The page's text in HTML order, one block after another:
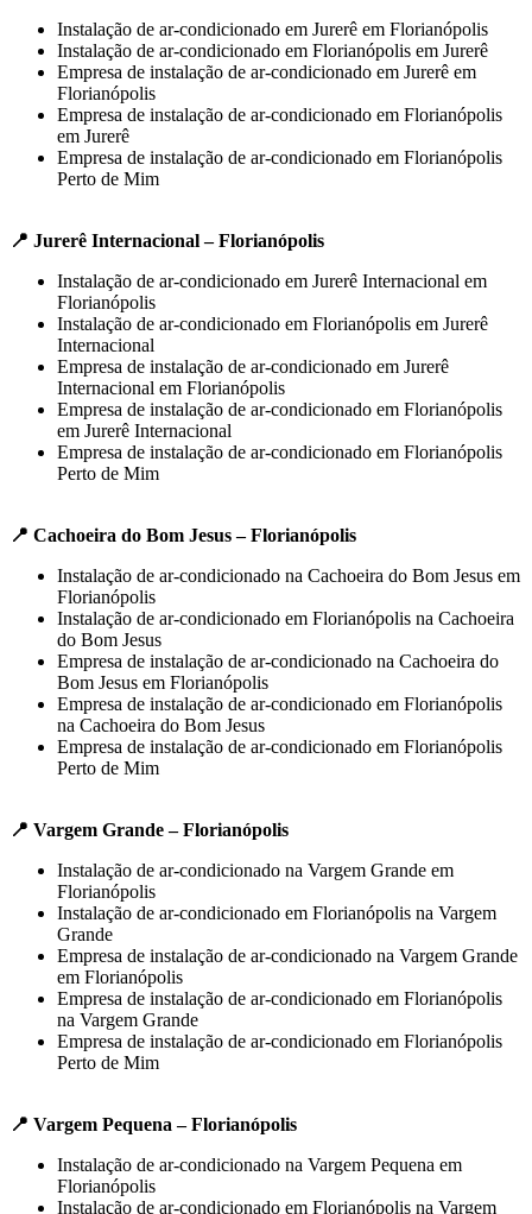
Instalação de ar-condicionado em Jurerê em Florianópolis
Instalação de ar-condicionado em Florianópolis em Jurerê
Empresa de instalação de ar-condicionado em Jurerê em
Florianópolis
Empresa de instalação de ar-condicionado em Florianópolis
em Jurerê
Empresa de instalação de ar-condicionado em Florianópolis
Perto de Mim
📍 Jurerê Internacional – Florianópolis
Instalação de ar-condicionado em Jurerê Internacional em
Florianópolis
Instalação de ar-condicionado em Florianópolis em Jurerê
Internacional
Empresa de instalação de ar-condicionado em Jurerê
Internacional em Florianópolis
Empresa de instalação de ar-condicionado em Florianópolis
em Jurerê Internacional
Empresa de instalação de ar-condicionado em Florianópolis
Perto de Mim
📍 Cachoeira do Bom Jesus – Florianópolis
Instalação de ar-condicionado na Cachoeira do Bom Jesus em
Florianópolis
Instalação de ar-condicionado em Florianópolis na Cachoeira
do Bom Jesus
Empresa de instalação de ar-condicionado na Cachoeira do
Bom Jesus em Florianópolis
Empresa de instalação de ar-condicionado em Florianópolis
na Cachoeira do Bom Jesus
Empresa de instalação de ar-condicionado em Florianópolis
Perto de Mim
📍 Vargem Grande – Florianópolis
Instalação de ar-condicionado na Vargem Grande em
Florianópolis
Instalação de ar-condicionado em Florianópolis na Vargem
Grande
Empresa de instalação de ar-condicionado na Vargem Grande
em Florianópolis
Empresa de instalação de ar-condicionado em Florianópolis
na Vargem Grande
Empresa de instalação de ar-condicionado em Florianópolis
Perto de Mim
📍 Vargem Pequena – Florianópolis
Instalação de ar-condicionado na Vargem Pequena em
Florianópolis
Instalação de ar-condicionado em Florianópolis na Vargem